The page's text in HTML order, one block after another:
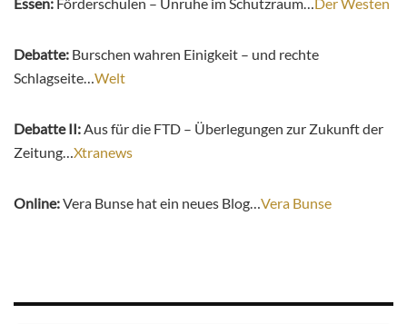
Debatte: Burschen wahren Einigkeit – und rechte
Schlagseite…Welt
Debatte II:Aus für die FTD – Überlegungen zur Zukunft der
Zeitung…Xtranews
Online:Vera Bunse hat ein neues Blog…Vera Bunse